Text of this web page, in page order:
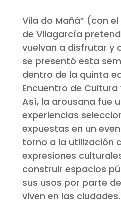
Vila do Mañá” (con
de Vilagarcía
vuelvan a disfrutar y
se presentó esta
dentro de la quinta
Encuentro de
Así, la arousana fue
experiencias
expuestas en un
torno a la utilización
expresiones
construir espacios
sus usos por parte
viven en las